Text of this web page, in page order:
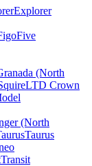
Explorer
Five
(North
LTD Crown
(North
Taurus
Transit